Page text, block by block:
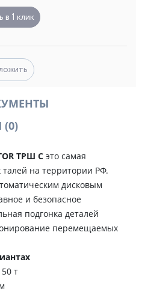
в 1 клик
(0)
ТРШ С это самая
на территории РФ.
дисковым
и безопасное
подгонка деталей
перемещаемых
т